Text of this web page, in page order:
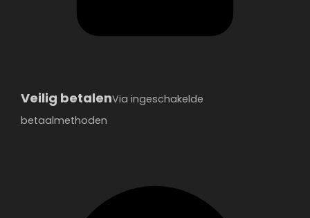
Veilig betalenVia ingeschakelde
betaalmethoden